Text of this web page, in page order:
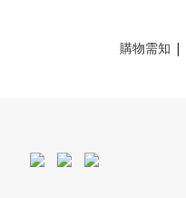
購物需知 |